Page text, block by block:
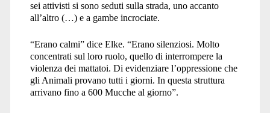
sei attivisti si sono seduti sulla strada, uno accanto
all’altro (…) e a gambe incrociate.
“Erano calmi” dice Elke. “Erano silenziosi. Molto
concentrati sul loro ruolo, quello di interrompere la
violenza dei mattatoi. Di evidenziare l’oppressione che
gli Animali provano tutti i giorni. In questa struttura
arrivano fino a 600 Mucche al giorno”.